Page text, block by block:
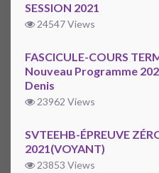
SESSION 2021
24547 Views
FASCICULE-COURS
Nouveau Programme
Denis
23962 Views
SVTEEHB-ÉPREUVE
2021(VOYANT)
23853 Views